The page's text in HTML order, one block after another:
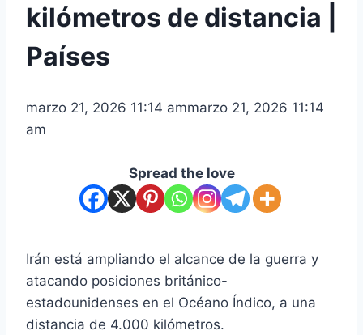
kilómetros de distancia |
Países
marzo 21, 2026 11:14 ammarzo 21, 2026 11:14
am
Spread the love
Irán está ampliando el alcance de la guerra y
atacando posiciones británico-
estadounidenses en el Océano Índico, a una
distancia de 4.000 kilómetros.